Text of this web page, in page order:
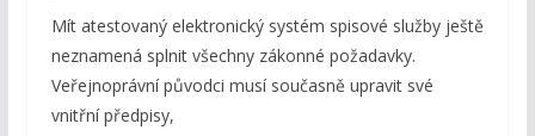
Mít atestovaný elektronický systém spisové služby ještě
neznamená splnit všechny zákonné požadavky.
Veřejnoprávní původci musí současně upravit své
vnitřní předpisy,